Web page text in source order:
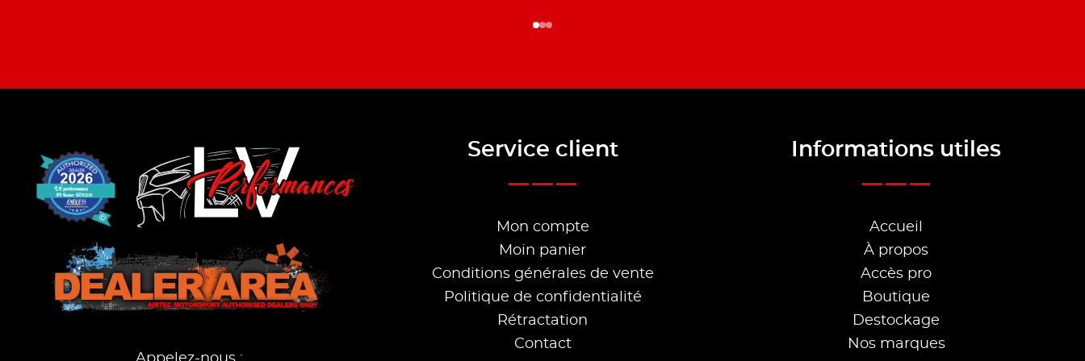
Service client
Mon compte
Moin panier
Conditions générales de vente
Politique de confidentialité
Rétractation
Contact
Informations utiles
Accueil
À propos
Accès pro
Boutique
Destockage
Nos marques